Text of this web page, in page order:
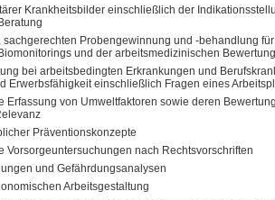
Krankheitsbilder einschließlich der
sachgerechten Probengewinnung und -behandlung
und der arbeitsmedizinischen
bei arbeitsbedingten Erkrankungen und
Erwerbsfähigkeit einschließlich Fragen eines
Erfassung von Umweltfaktoren sowie deren
Präventionskonzepte
Vorsorgeuntersuchungen nach Rechtsvorschriften
und Gefährdungsanalysen
Arbeitsgestaltung